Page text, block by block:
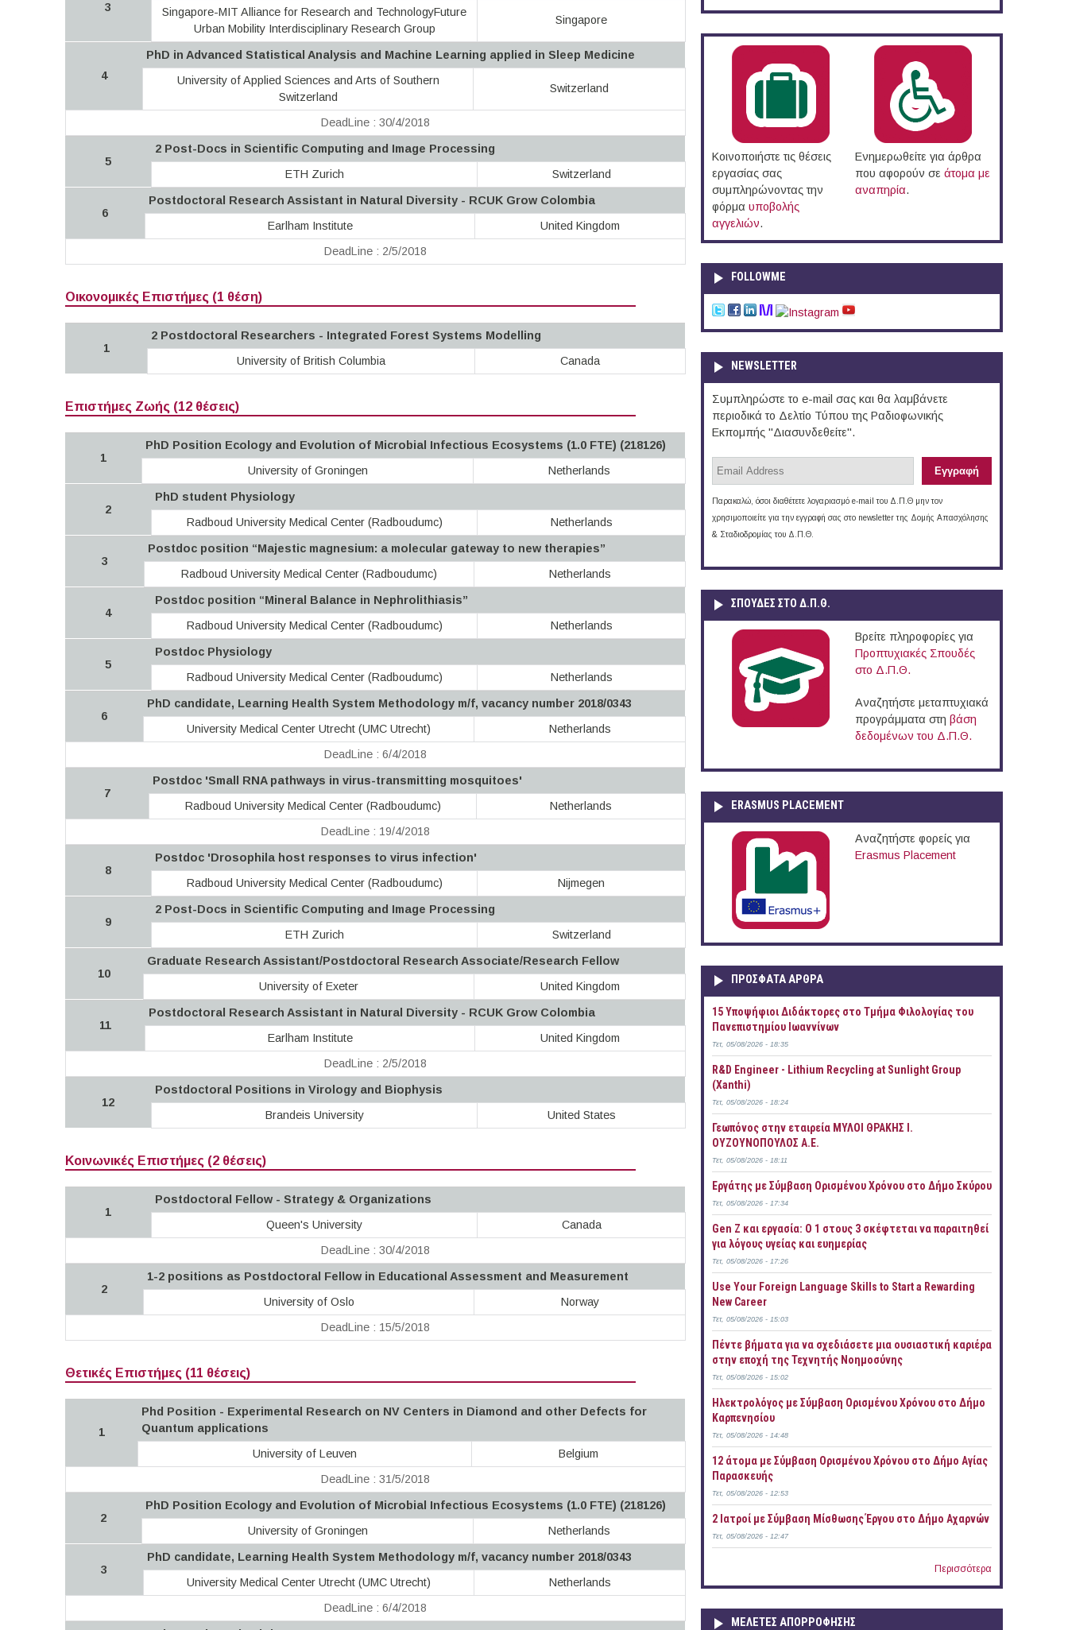
3
Singapore-MIT Alliance for Research and TechnologyFuture
Urban Mobility Interdisciplinary Research Group
Singapore
4
PhD in Advanced Statistical Analysis and Machine Learning applied in Sleep Medicine
University of Applied Sciences and Arts of Southern
Switzerland
Switzerland
DeadLine : 30/4/2018
5
2 Post-Docs in Scientific Computing and Image Processing
ETH Zurich
Switzerland
6
Postdoctoral Research Assistant in Natural Diversity - RCUK Grow Colombia
Earlham Institute
United Kingdom
DeadLine : 2/5/2018
Οικονομικές Επιστήμες (1 θέση)
1
2 Postdoctoral Researchers - Integrated Forest Systems Modelling
University of British Columbia
Canada
Επιστήμες Ζωής (12 θέσεις)
1
PhD Position Ecology and Evolution of Microbial Infectious Ecosystems (1.0 FTE) (218126)
University of Groningen
Netherlands
2
PhD student Physiology
Radboud University Medical Center (Radboudumc)
Netherlands
3
Postdoc position “Majestic magnesium: a molecular gateway to new therapies”
Radboud University Medical Center (Radboudumc)
Netherlands
4
Postdoc position “Mineral Balance in Nephrolithiasis”
Radboud University Medical Center (Radboudumc)
Netherlands
5
Postdoc Physiology
Radboud University Medical Center (Radboudumc)
Netherlands
6
PhD candidate, Learning Health System Methodology m/f, vacancy number 2018/0343
University Medical Center Utrecht (UMC Utrecht)
Netherlands
DeadLine : 6/4/2018
7
Postdoc 'Small RNA pathways in virus-transmitting mosquitoes'
Radboud University Medical Center (Radboudumc)
Netherlands
DeadLine : 19/4/2018
8
Postdoc 'Drosophila host responses to virus infection'
Radboud University Medical Center (Radboudumc)
Nijmegen
9
2 Post-Docs in Scientific Computing and Image Processing
ETH Zurich
Switzerland
10
Graduate Research Assistant/Postdoctoral Research Associate/Research Fellow
University of Exeter
United Kingdom
11
Postdoctoral Research Assistant in Natural Diversity - RCUK Grow Colombia
Earlham Institute
United Kingdom
DeadLine : 2/5/2018
12
Postdoctoral Positions in Virology and Biophysis
Brandeis University
United States
Κοινωνικές Επιστήμες (2 θέσεις)
1
Postdoctoral Fellow - Strategy & Organizations
Queen's University
Canada
DeadLine : 30/4/2018
2
1-2 positions as Postdoctoral Fellow in Educational Assessment and Measurement
University of Oslo
Norway
DeadLine : 15/5/2018
Θετικές Επιστήμες (11 θέσεις)
1
Phd Position - Experimental Research on NV Centers in Diamond and other Defects for
Quantum applications
University of Leuven
Belgium
DeadLine : 31/5/2018
2
PhD Position Ecology and Evolution of Microbial Infectious Ecosystems (1.0 FTE) (218126)
University of Groningen
Netherlands
3
PhD candidate, Learning Health System Methodology m/f, vacancy number 2018/0343
University Medical Center Utrecht (UMC Utrecht)
Netherlands
DeadLine : 6/4/2018
Κοινοποιήστε τις θέσεις
εργασίας σας
συμπληρώνοντας την
φόρμα υποβολής
αγγελιών.
Ενημερωθείτε για άρθρα
που αφορούν σε άτομα με
αναπηρία.
FOLLOWME
NEWSLETTER
Συμπληρώστε το e-mail σας και θα λαμβάνετε
περιοδικά το Δελτίο Τύπου της Ραδιοφωνικής
Εκπομπής "Διασυνδεθείτε".
Παρακαλώ, όσοι διαθέτετε λογαριασμό e-mail του Δ.Π.Θ μην τον
χρησιμοποιείτε για την εγγραφή σας στο newsletter της Δομής Απασχόλησης
& Σταδιοδρομίας του Δ.Π.Θ.
ΣΠΟΥΔΈΣ ΣΤΟ Δ.Π.Θ.
Βρείτε πληροφορίες για
Προπτυχιακές Σπουδές
στο Δ.Π.Θ.
Αναζητήστε μεταπτυχιακά
προγράμματα στη βάση
δεδομένων του Δ.Π.Θ.
ERASMUS PLACEMENT
Αναζητήστε φορείς για
Erasmus Placement
ΠΡOΣΦΑΤΑ AΡΘΡΑ
15 Υποψήφιοι Διδάκτορες στο Τμήμα Φιλολογίας του
Πανεπιστημίου Ιωαννίνων
Τετ, 05/08/2026 - 18:35
R&D Engineer - Lithium Recycling at Sunlight Group
(Xanthi)
Τετ, 05/08/2026 - 18:24
Γεωπόνος στην εταιρεία ΜΥΛΟΙ ΘΡΑΚΗΣ Ι.
ΟΥΖΟΥΝΟΠΟΥΛΟΣ Α.Ε.
Τετ, 05/08/2026 - 18:11
Εργάτης με Σύμβαση Ορισμένου Χρόνου στο Δήμο Σκύρου
Τετ, 05/08/2026 - 17:34
Gen Z και εργασία: Ο 1 στους 3 σκέφτεται να παραιτηθεί
για λόγους υγείας και ευημερίας
Τετ, 05/08/2026 - 17:26
Use Your Foreign Language Skills to Start a Rewarding
New Career
Τετ, 05/08/2026 - 15:03
Πέντε βήματα για να σχεδιάσετε μια ουσιαστική καριέρα
στην εποχή της Τεχνητής Νοημοσύνης
Τετ, 05/08/2026 - 15:02
Ηλεκτρολόγος με Σύμβαση Ορισμένου Χρόνου στο Δήμο
Καρπενησίου
Τετ, 05/08/2026 - 14:48
12 άτομα με Σύμβαση Ορισμένου Χρόνου στο Δήμο Αγίας
Παρασκευής
Τετ, 05/08/2026 - 12:53
2 Ιατροί με Σύμβαση Μίσθωσης Έργου στο Δήμο Αχαρνών
Τετ, 05/08/2026 - 12:47
Περισσότερα
ΜΕΛΕΤΕΣ ΑΠΟΡΡΟΦΗΣΗΣ